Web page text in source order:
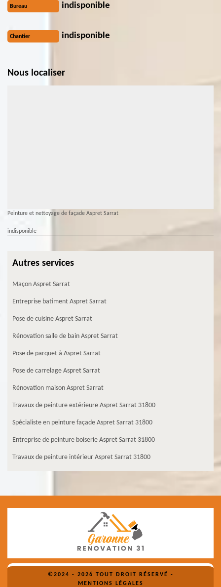
Bureau indisponible
Chantier indisponible
Nous localiser
Peinture et nettoyage de façade Aspret Sarrat
indisponible
Autres services
Maçon Aspret Sarrat
Entreprise batiment Aspret Sarrat
Pose de cuisine Aspret Sarrat
Rénovation salle de bain Aspret Sarrat
Pose de parquet à Aspret Sarrat
Pose de carrelage Aspret Sarrat
Rénovation maison Aspret Sarrat
Travaux de peinture extérieure Aspret Sarrat 31800
Spécialiste en peinture façade Aspret Sarrat 31800
Entreprise de peinture boiserie Aspret Sarrat 31800
Travaux de peinture intérieur Aspret Sarrat 31800
©2024 - 2026 TOUT DROIT RÉSERVÉ -
MENTIONS LÉGALES